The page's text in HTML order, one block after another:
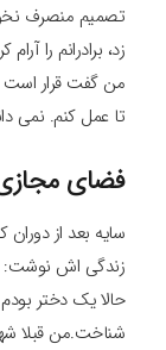
تصمیم منصرف
زد، برادرانم را
من گفت قرار است
تا عمل کنم. نمی
فضای مجازی
سایه بعد از
زندگی اش نوشت:
حالا یک دختر
شناخت.من قبلا